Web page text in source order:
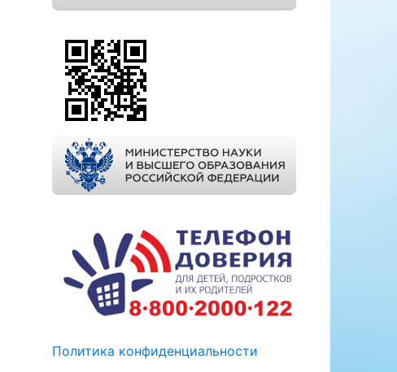
Политика конфиденциальности